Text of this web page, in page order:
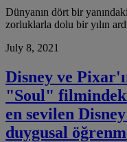
Dünyanın dört bir
zorluklarla dolu bir yılın
July 8, 2021
Disney ve
"Soul"
en sevilen
duygusal